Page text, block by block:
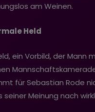
am Weinen.
Held
ein Vorbild, der
für Sebastian Rode
seiner Meinung nach